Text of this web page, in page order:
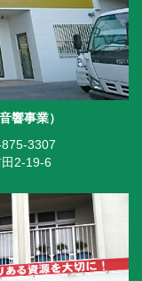
響事業）
3307
2-19-6